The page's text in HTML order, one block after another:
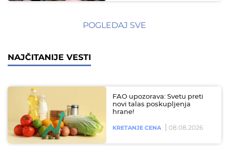
POGLEDAJ SVE
NAJČITANIJE VESTI
FAO upozorava: Svetu preti
novi talas poskupljenja
hrane!
KRETANJE CENA 08.08.2026